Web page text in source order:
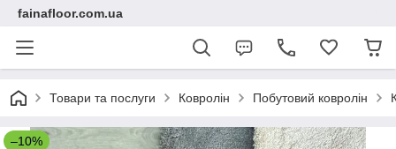
fainafloor.com.ua
Товари та послуги Ковролін Побутовий ковролін
–10%